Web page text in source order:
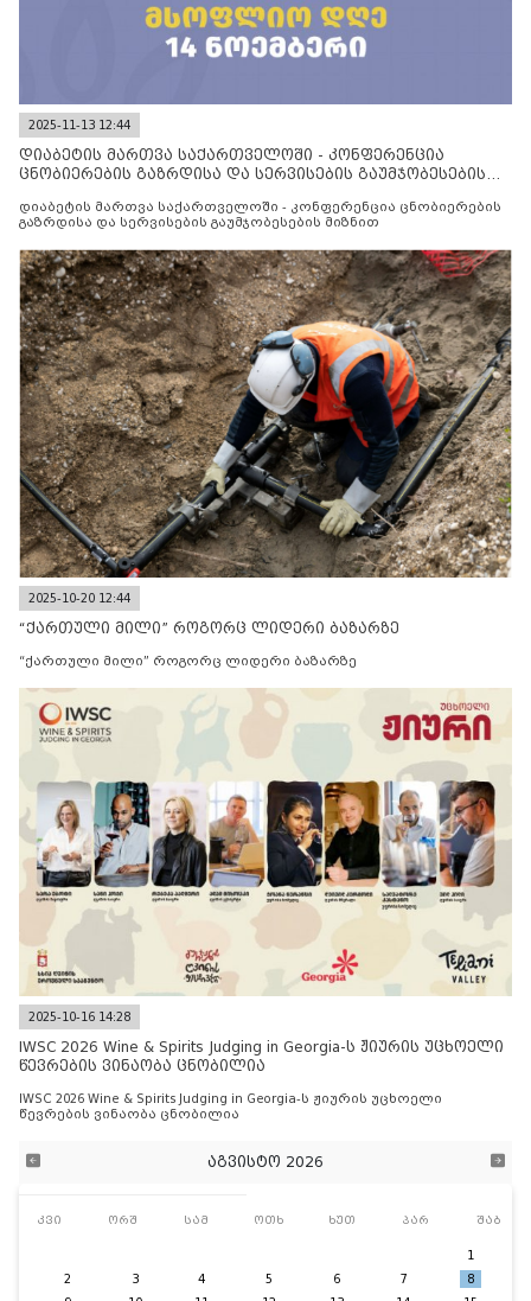
2025-11-13 12:44
დიაბეტის მართვა საქართველოში - კონფერენცია
ცნობიერების გაზრდისა და სერვისების გაუმჯობესების
დიაბეტის მართვა საქართველოში - კონფერენცია ცნობიერების
გაზრდისა და სერვისების გაუმჯობესების მიზნით
2025-10-20 12:44
“ქართული მილი” როგორც ლიდერი ბაზარზე
“ქართული მილი” როგორც ლიდერი ბაზარზე
2025-10-16 14:28
IWSC 2026 Wine & Spirits Judging in Georgia-ს ჟიურის უცხოელი
წევრების ვინაობა ცნობილია
IWSC 2026 Wine & Spirits Judging in Georgia-ს ჟიურის უცხოელი
წევრების ვინაობა ცნობილია
აგვისტო 2026
კვი ორშ სამ ოთხ ხუთ პარ შაბ
1
2
3 4 5 6 7
8